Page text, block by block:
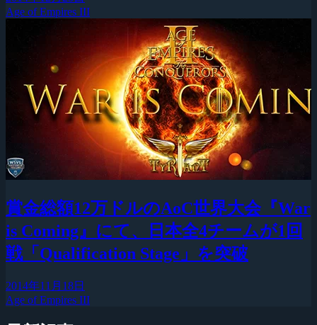
Age of Empires III
賞金総額12万ドルのAoC世界大会『War
is Coming』にて、日本全4チームが1回
戦「Qualification Stage」を突破
2014年11月18日
Age of Empires III